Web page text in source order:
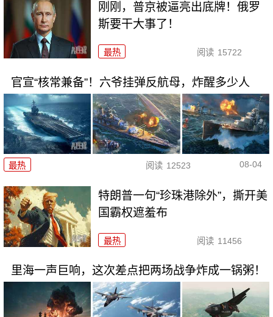
刚刚，普京被逼亮出底牌！俄罗
斯要干大事了！
最热 阅读 15722
官宣“核常兼备”！六爷挂弹反航母，炸醒多少人
最热 阅读 12523 08-04
特朗普一句“珍珠港除外”，撕开美
国霸权遮羞布
最热 阅读 11456
里海一声巨响，这次差点把两场战争炸成一锅粥！